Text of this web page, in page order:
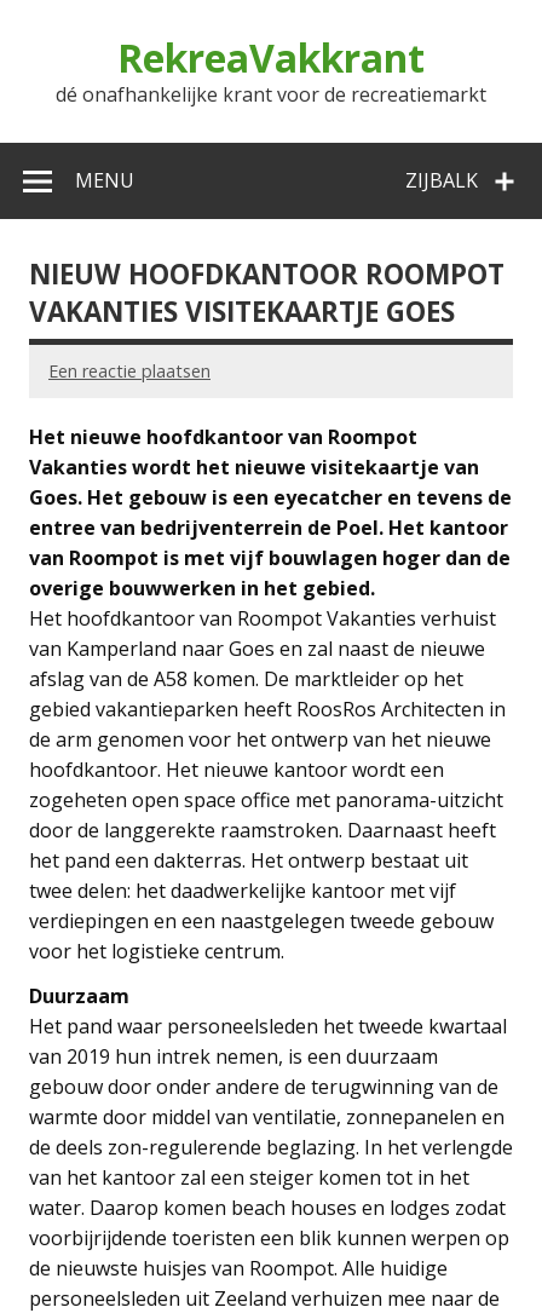
RekreaVakkrant
dé onafhankelijke krant voor de recreatiemarkt
ZIJBALK
MENU
NIEUW HOOFDKANTOOR ROOMPOT
VAKANTIES VISITEKAARTJE GOES
Een reactie plaatsen
Het nieuwe hoofdkantoor van Roompot
Vakanties wordt het nieuwe visitekaartje van
Goes. Het gebouw is een eyecatcher en tevens de
entree van bedrijventerrein de Poel. Het kantoor
van Roompot is met vijf bouwlagen hoger dan de
overige bouwwerken in het gebied.
Het hoofdkantoor van Roompot Vakanties verhuist
van Kamperland naar Goes en zal naast de nieuwe
afslag van de A58 komen. De marktleider op het
gebied vakantieparken heeft RoosRos Architecten in
de arm genomen voor het ontwerp van het nieuwe
hoofdkantoor. Het nieuwe kantoor wordt een
zogeheten open space office met panorama-uitzicht
door de langgerekte raamstroken. Daarnaast heeft
het pand een dakterras. Het ontwerp bestaat uit
twee delen: het daadwerkelijke kantoor met vijf
verdiepingen en een naastgelegen tweede gebouw
voor het logistieke centrum.
Duurzaam
Het pand waar personeelsleden het tweede kwartaal
van 2019 hun intrek nemen, is een duurzaam
gebouw door onder andere de terugwinning van de
warmte door middel van ventilatie, zonnepanelen en
de deels zon-regulerende beglazing. In het verlengde
van het kantoor zal een steiger komen tot in het
water. Daarop komen beach houses en lodges zodat
voorbijrijdende toeristen een blik kunnen werpen op
de nieuwste huisjes van Roompot. Alle huidige
personeelsleden uit Zeeland verhuizen mee naar de